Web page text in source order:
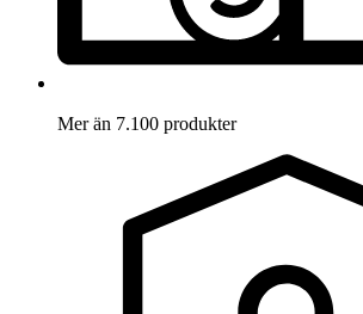
Mer än 7.100 produkter